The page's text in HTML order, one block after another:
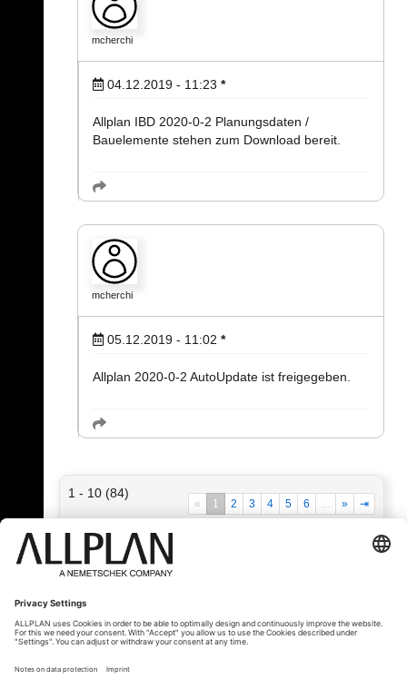
mcherchi
04.12.2019 - 11:23 *
Allplan IBD 2020-0-2 Planungsdaten /
Bauelemente stehen zum Download bereit.
mcherchi
05.12.2019 - 11:02 *
Allplan 2020-0-2 AutoUpdate ist freigegeben.
1 - 10 (84)
« 1 2 3 4 5 6 ... » ⇥